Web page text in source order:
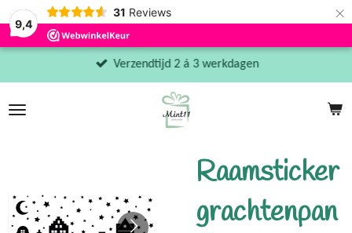
9,4
31 Reviews ×
Verzendtijd 2 á 3 werkdagen
Raamsticker
grachtenpan